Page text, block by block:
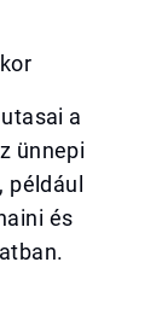
a
ünnepi
és